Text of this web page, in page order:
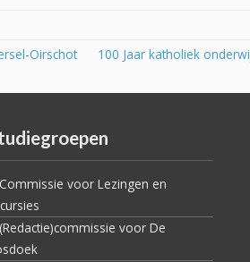
Oirschot 100 Jaar katholiek
Commissie voor Lezingen en
(Redactie)commissie voor De